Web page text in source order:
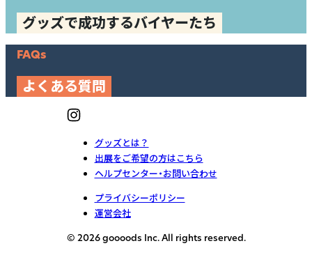
グッズで成功するバイヤーたち
FAQs
よくある質問
グッズとは？
出展をご希望の方はこちら
ヘルプセンター・お問い合わせ
プライバシーポリシー
運営会社
© 2026 goooods Inc. All rights reserved.